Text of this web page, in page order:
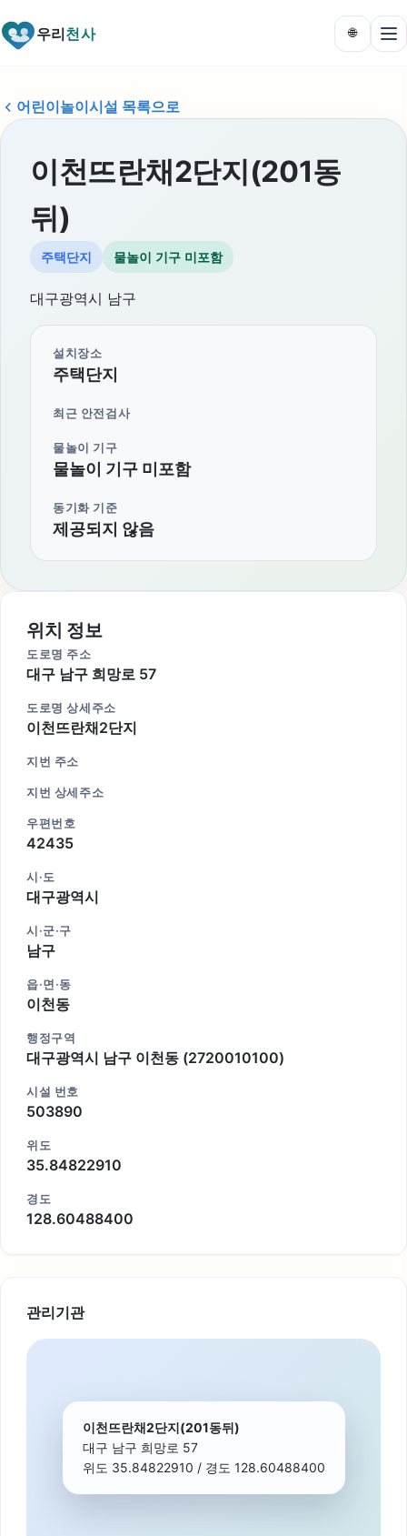
우리천사 🌐
어린이놀이시설 목록으로
이천뜨란채2단지(201동
뒤)
주택단지 물놀이 기구 미포함
대구광역시 남구
설치장소
주택단지
최근 안전검사
물놀이 기구
물놀이 기구 미포함
동기화 기준
제공되지 않음
위치 정보
도로명 주소
대구 남구 희망로 57
도로명 상세주소
이천뜨란채2단지
지번 주소
지번 상세주소
우편번호
42435
시·도
대구광역시
시·군·구
남구
읍·면·동
이천동
행정구역
대구광역시 남구 이천동 (2720010100)
시설 번호
503890
위도
35.84822910
경도
128.60488400
관리기관
이천뜨란채2단지(201동뒤)
대구 남구 희망로 57
위도 35.84822910 / 경도 128.60488400